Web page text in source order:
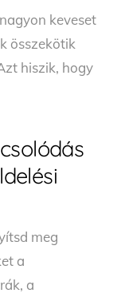
keveset
összekötik
hiszik, hogy
meg
a
a